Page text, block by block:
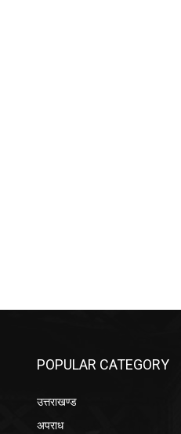
POPULAR CATEGORY
उत्तराखण्ड
अपराध